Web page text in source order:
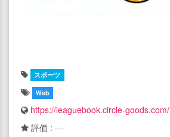
スポーツ
Web
https://leaguebook.circle-goods.com/
評価 : ---